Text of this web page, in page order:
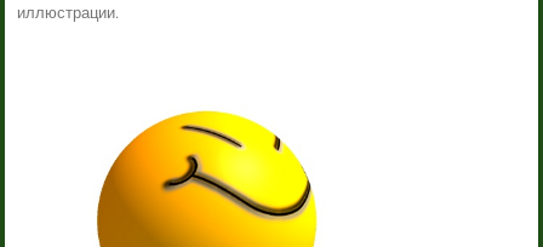
иллюстрации.